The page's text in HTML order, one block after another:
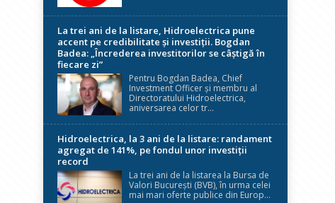
La trei ani de la listare, Hidroelectrica pune
accent pe credibilitate și investiții. Bogdan
Badea: „Încrederea investitorilor se câștigă în
fiecare zi”
Pentru Bogdan Badea, Chief
Investment Officer și membru al
Directoratului Hidroelectrica,
aniversarea celor tr...
Hidroelectrica, la 3 ani de la listare: randament
agregat de 141%, pe fondul unor investiții
record
La trei ani de la listarea la Bursa de
Valori București (BVB), în urma celei
mai mari oferte publice din Europ...